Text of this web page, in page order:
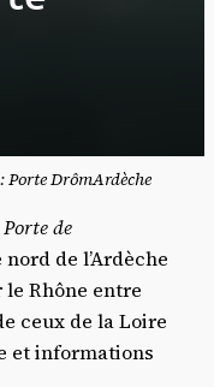
Porte DrômArdèche
Porte de
de l’Ardèche
le Rhône entre
ceux de la Loire
et informations